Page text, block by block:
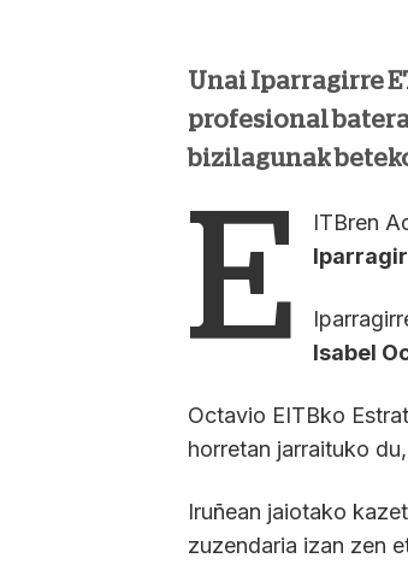
Unai Iparragirre
profesional
bizilagunak
E ITBren
Isabel
Octavio EITBko
horretan jarraituko
Iruñean jaiotako
zuzendaria izan zen